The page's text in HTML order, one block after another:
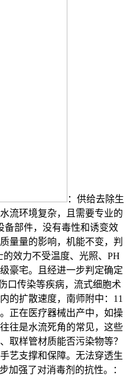
：供给去除生
流环境复杂，且需要专业的
备部件，没有毒性和诱变效
量量的影响，机能不变，判
效力不受温度、光照、PH
豪宅。且经进一步判定确定
口传染等疾病，流式细胞术
的扩散速度，南师附中：11
正在医疗器械出产中，如操
往是水流死角的常见，这些
取样管材质能否污染物等？
艺支撑和保障。无法穿透生
加强了对消毒剂的抗性。：